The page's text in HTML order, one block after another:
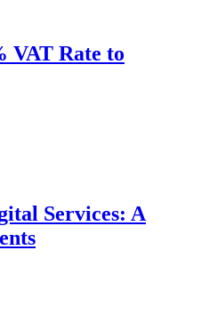
VAT Rate to
Services: A